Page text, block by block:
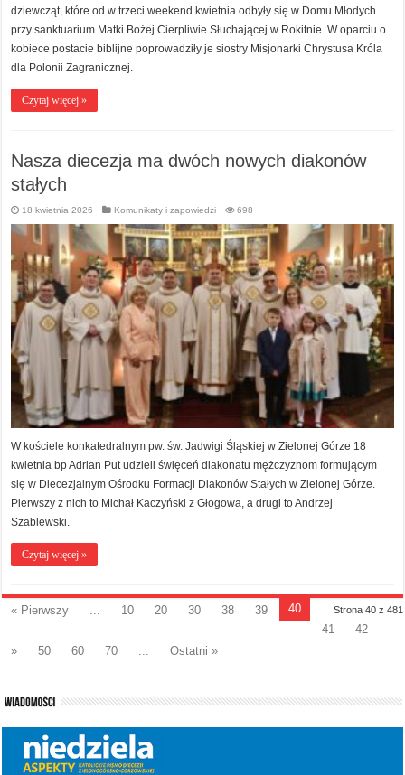
dziewcząt, które od w trzeci weekend kwietnia odbyły się w Domu Młodych
przy sanktuarium Matki Bożej Cierpliwie Słuchającej w Rokitnie. W oparciu o
kobiece postacie biblijne poprowadziły je siostry Misjonarki Chrystusa Króla
dla Polonii Zagranicznej.
Czytaj więcej »
Nasza diecezja ma dwóch nowych diakonów
stałych
18 kwietnia 2026 Komunikaty i zapowiedzi 698
W kościele konkatedralnym pw. św. Jadwigi Śląskiej w Zielonej Górze 18
kwietnia bp Adrian Put udzieli święceń diakonatu mężczyznom formującym
się w Diecezjalnym Ośrodku Formacji Diakonów Stałych w Zielonej Górze.
Pierwszy z nich to Michał Kaczyński z Głogowa, a drugi to Andrzej
Szablewski.
Czytaj więcej »
Strona 40 z 481
« Pierwszy 10 20 30 38 39
40
41
42
»
50 60 70 Ostatni »